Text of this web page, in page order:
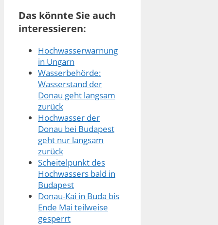
Das könnte Sie auch
interessieren:
Hochwasserwarnung
in Ungarn
Wasserbehörde:
Wasserstand der
Donau geht langsam
zurück
Hochwasser der
Donau bei Budapest
geht nur langsam
zurück
Scheitelpunkt des
Hochwassers bald in
Budapest
Donau-Kai in Buda bis
Ende Mai teilweise
gesperrt